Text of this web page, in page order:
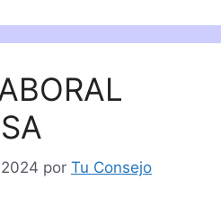
por Tu Consejo